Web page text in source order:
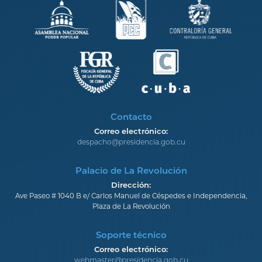
Contacto
Correo electrónico:
despacho@presidencia.gob.cu
Palacio de La Revolución
Dirección:
Ave Paseo # 1040 B e/ Carlos Manuel de Céspedes e Independencia,
Plaza de La Revolución
Soporte técnico
Correo electrónico:
webmaster@presidencia.gob.cu